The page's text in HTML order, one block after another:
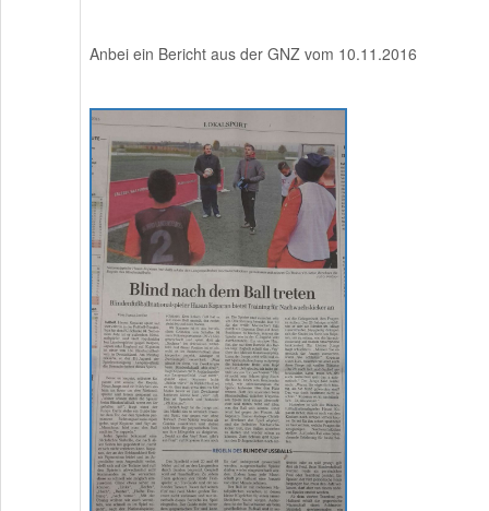
Anbei ein Bericht aus der GNZ vom 10.11.2016